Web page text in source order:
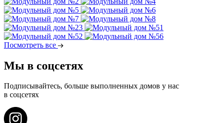
Посмотреть все
Мы в соцсетях
Подписывайтесь, больше выполненных домов у нас
в соцсетях